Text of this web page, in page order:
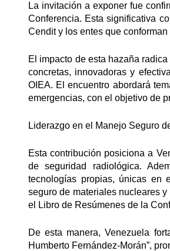
La invitación a exponer fue
Conferencia. Esta significativa
Cendit y los entes que
El impacto de esta hazaña
concretas, innovadoras y
OIEA. El encuentro abordará
emergencias, con el objetivo de
Liderazgo en el Manejo Seguro
Esta contribución posiciona a
de seguridad radiológica.
tecnologías propias, únicas en
seguro de materiales nucleares
el Libro de Resúmenes de la
De esta manera, Venezuela
Humberto Fernández-Morán”,